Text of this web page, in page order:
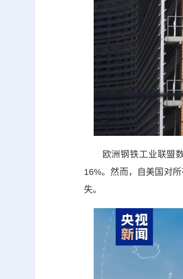
欧洲钢铁工业联盟数
16%。然而，自美国对
失。